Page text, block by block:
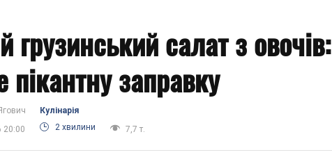
грузинський салат з овочів:
пікантну заправку
Кулінарія
20:00
2 хвилини 7,7 т.